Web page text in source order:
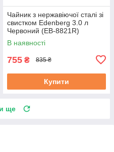
Чайник з нержавіючої сталі зі
свистком Edenberg 3.0 л
Червоний (EB-8821R)
В наявності
755 ₴ 835 ₴
Купити
ще